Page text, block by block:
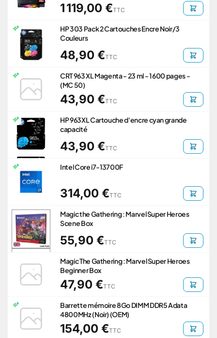
1 119,00 €TTC
HP 303 Pack 2 Cartouches Encre Noir/3
Couleurs
48,90 €TTC
CRT 963 XL Magenta - 23 ml - 1 600 pages -
(MC 50)
43,90 €TTC
HP 963XL Cartouche d'encre cyan grande
capacité
43,90 €TTC
Intel Core i7-13700F
314,00 €TTC
Magic the Gathering : Marvel Super Heroes
Scene Box
55,90 €TTC
Magic The Gathering : Marvel Super Heroes
Beginner Box
47,90 €TTC
Barrette mémoire 8Go DIMM DDR5 Adata
4800MHz (Noir) (OEM)
154,00 €TTC